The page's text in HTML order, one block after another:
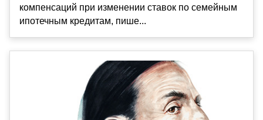
компенсаций при изменении ставок по семейным
ипотечным кредитам, пише...